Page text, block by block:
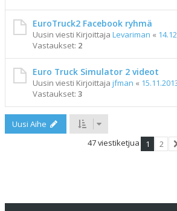
EuroTruck2 Facebook ryhmä
Uusin viesti Kirjoittaja Levariman «
Vastaukset: 2
Euro Truck Simulator 2 videot
Uusin viesti Kirjoittaja jfman «
Vastaukset: 3
Uusi Aihe
47 viestiketjua
1
2